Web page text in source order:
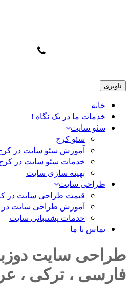
ناوبری
خانه
خدمات ما در یک نگاه !
سئو سایت
سئو کرج
آموزش سئو سایت در
خدمات سئو سایت در
بهینه سازی سایت
طراحی سایت
قیمت طراحی سایت در
آموزش طراحی سایت در
خدمات پشتیبانی سایت
تماس با ما
طراحی سایت
فارسی ، ترکی ،